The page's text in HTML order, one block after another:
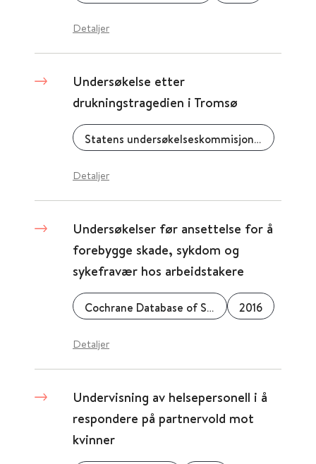
Detaljer
Undersøkelse etter
drukningstragedien i Tromsø
Statens undersøkelseskommisjon for helse- og omsorgstjenesten (UKOM)
Detaljer
Undersøkelser før ansettelse for å
forebygge skade, sykdom og
sykefravær hos arbeidstakere
Cochrane Database of Systematic Reviews 2016
Detaljer
Undervisning av helsepersonell i å
respondere på partnervold mot
kvinner